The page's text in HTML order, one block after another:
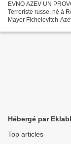
EVNO AZEV UN
Terroriste russe, né à
Mayer Fichelevitch-
Hébergé par
Top articles